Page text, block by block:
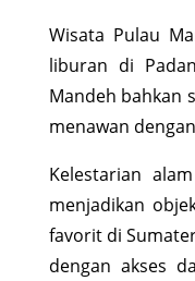
Wisata Pulau
liburan di
Mandeh bahkan
menawan dengan
Kelestarian
menjadikan
favorit di
dengan akses